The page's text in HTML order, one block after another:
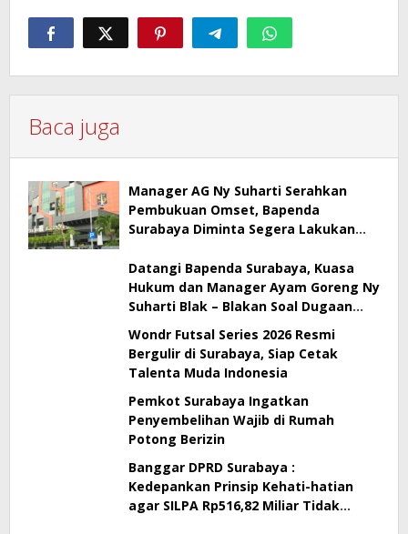
Baca juga
Manager AG Ny Suharti Serahkan
Pembukuan Omset, Bapenda
Surabaya Diminta Segera Lakukan
Datangi Bapenda Surabaya, Kuasa
Hukum dan Manager Ayam Goreng Ny
Suharti Blak – Blakan Soal Dugaan
Penyimpangan Pajak
Wondr Futsal Series 2026 Resmi
Bergulir di Surabaya, Siap Cetak
Talenta Muda Indonesia
Pemkot Surabaya Ingatkan
Penyembelihan Wajib di Rumah
Potong Berizin
Banggar DPRD Surabaya :
Kedepankan Prinsip Kehati-hatian
agar SILPA Rp516,82 Miliar Tidak